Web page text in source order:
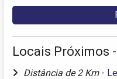
Locais Próximos
Distância de 2 Km -